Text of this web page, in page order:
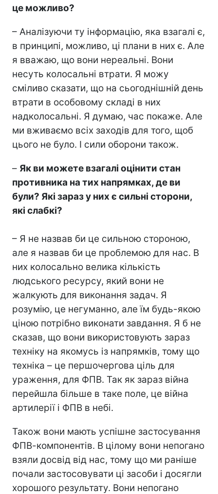
це можливо?
– Аналізуючи ту інформацію, яка взагалі є,
в принципі, можливо, ці плани в них є. Але
я вважаю, що вони нереальні. Вони
несуть колосальні втрати. Я можу
сміливо сказати, що на сьогоднішній день
втрати в особовому складі в них
надколосальні. Я думаю, час покаже. Але
ми вживаємо всіх заходів для того, щоб
цього не було. І сили оборони також.
– Як ви можете взагалі оцінити стан
противника на тих напрямках, де ви
були? Які зараз у них є сильні сторони,
які слабкі?
– Я не назвав би це сильною стороною,
але я назвав би це проблемою для нас. В
них колосально велика кількість
людського ресурсу, який вони не
жалкують для виконання задач. Я
розумію, це негуманно, але їм будь-якою
ціною потрібно виконати завдання. Я б не
сказав, що вони використовують зараз
техніку на якомусь із напрямків, тому що
техніка – це першочергова ціль для
ураження, для ФПВ. Так як зараз війна
перейшла більше в таке поле, це війна
артилерії і ФПВ в небі.
Також вони мають успішне застосування
ФПВ-компонентів. В цілому вони непогано
взяли досвід від нас, тому що ми раніше
почали застосовувати ці засоби і досягли
хорошого результату. Вони непогано